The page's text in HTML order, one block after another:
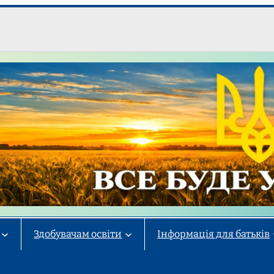
Здобувачам освіти Інформація для батьків